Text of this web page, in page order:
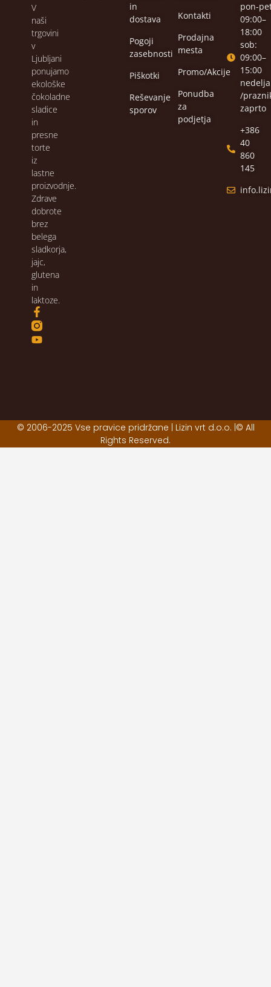
V
naši
trgovini
v
Ljubljani
ponujamo
ekološke
čokoladne
sladice
in
presne
torte
iz
lastne
proizvodnje.
Zdrave
dobrote
brez
belega
sladkorja,
jajc,
glutena
in
laktoze.
pon-
09:00–
18:00
sob:
09:00–
15:00
nedelja
/
zaprto
+386
40
860
145
Kontakti
Prodajna
mesta
Promo/Akcije
Ponudba
za
podjetja
in
dostava
Pogoji
zasebnosti
Piškotki
Reševanje
sporov
© 2006-2025 Vse pravice pridržane | Lizin vrt d.o.o. |© All
Rights Reserved.